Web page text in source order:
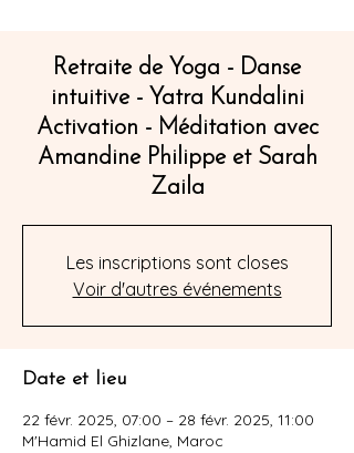
Retraite de Yoga - Danse
intuitive - Yatra Kundalini
Activation - Méditation avec
Amandine Philippe et Sarah
Zaila
Les inscriptions sont closes
Voir d'autres événements
Date et lieu
22 févr. 2025, 07:00 – 28 févr. 2025, 11:00
M'Hamid El Ghizlane, Maroc